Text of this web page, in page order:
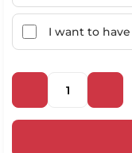
I want to